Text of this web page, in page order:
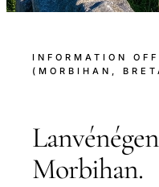
INFORMATION
(MORBIHAN,
Morbihan.